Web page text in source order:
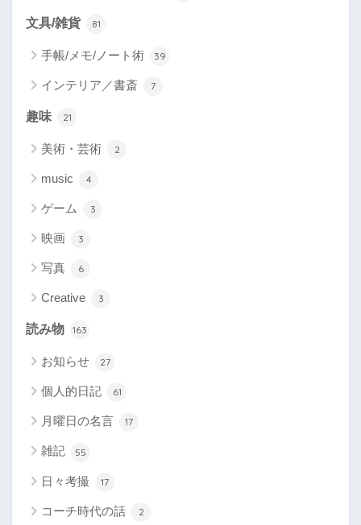
文具/雑貨 81
手帳/メモ/ノート術 39
インテリア／書斎 7
趣味 21
美術・芸術 2
music 4
ゲーム 3
映画 3
写真 6
Creative 3
読み物 163
お知らせ 27
個人的日記 61
月曜日の名言 17
雑記 55
日々考撮 17
コーチ時代の話 2